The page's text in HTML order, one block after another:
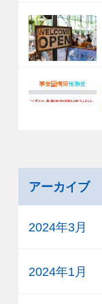
アーカイブ
2024年3月
2024年1月